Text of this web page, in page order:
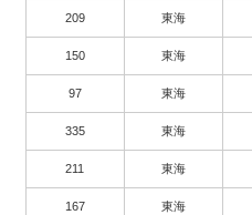
209 東海
150 東海
97 東海
335 東海
211 東海
167 東海